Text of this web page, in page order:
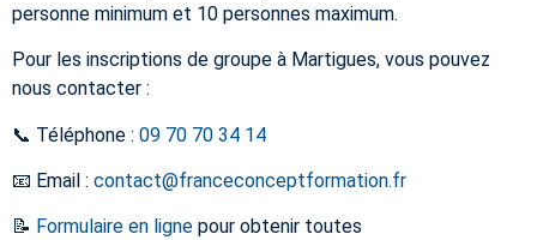
personne minimum et 10 personnes maximum.
Pour les inscriptions de groupe à Martigues, vous pouvez
nous contacter :
📞 Téléphone : 09 70 70 34 14
📧 Email : contact@franceconceptformation.fr
📝 Formulaire en ligne pour obtenir toutes